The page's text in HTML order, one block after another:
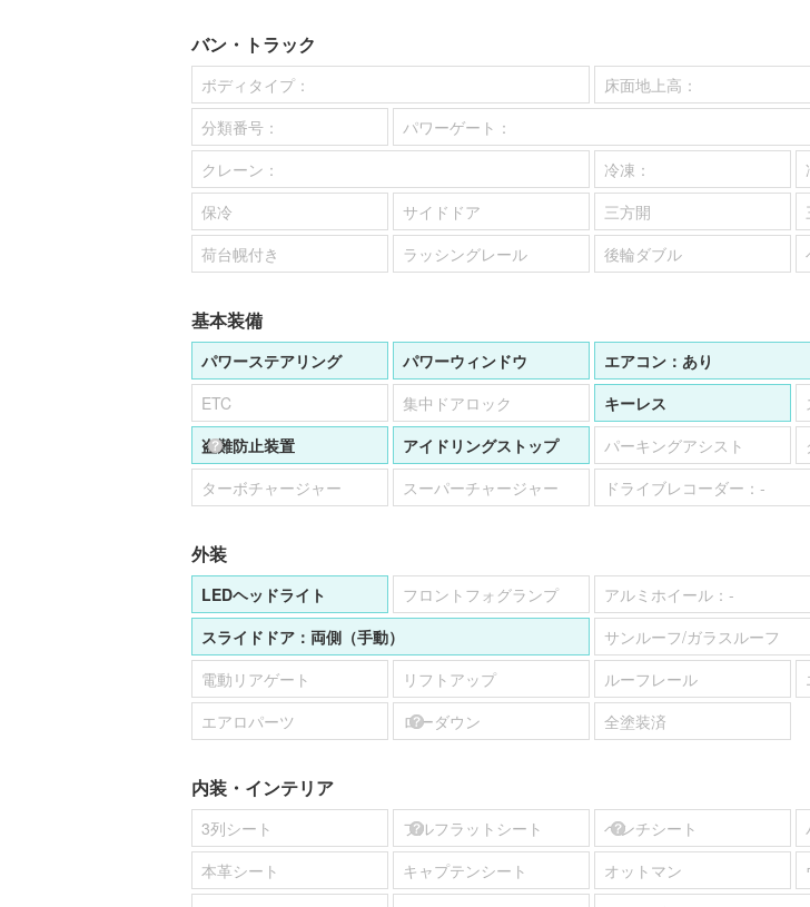
バン・トラック
ボディタイプ：
床面地上高：
分類番号：
パワーゲート：
クレーン：
冷凍：
保冷
サイドドア 三方開
荷台幌付き
ラッシングレール 後輪ダブル
基本装備
パワーステアリング パワーウィンドウ エアコン： あり
ETC
集中ドアロック キーレス
盗難防止装置
アイドリングストップ パーキングアシスト
ターボチャージャー
スーパーチャージャー ドライブレコーダー： -
外装
LEDヘッドライト フロントフォグランプ アルミホイール： -
スライドドア： 両側（手動）
サンルーフ/ガラスルーフ
電動リアゲート
リフトアップ ルーフレール
エアロパーツ
ローダウン 全塗装済
内装・インテリア
3列シート フルフラットシート ベンチシート
本革シート
キャプテンシート オットマン